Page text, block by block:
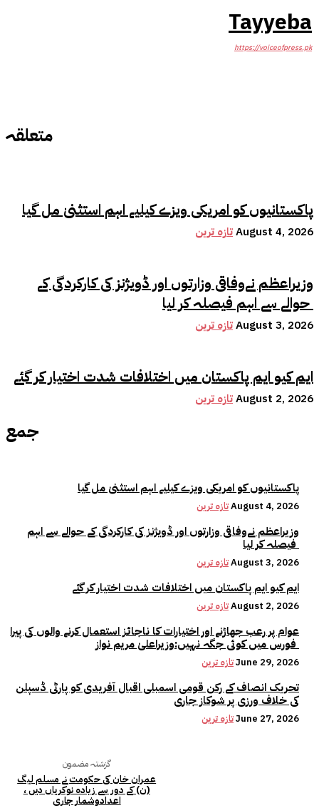
متعلقہ
پاکستانیوں کو امریکی ویزے کیلیے اہم استثنیٰ مل گیا
تازہ ترینAugust 4, 2026
وزیراعظم نےوفاقی وزارتوں اور ڈویژنز کی کارکردگی کے
حوالے سے اہم فیصلہ کر لیا
تازہ ترینAugust 3, 2026
ایم کیو ایم پاکستان میں اختلافات شدت اختیار کر گئے
تازہ ترینAugust 2, 2026
جمع
پاکستانیوں کو امریکی ویزے کیلیے اہم استثنیٰ مل گیا
تازہ ترینAugust 4, 2026
وزیراعظم نےوفاقی وزارتوں اور ڈویژنز کی کارکردگی کے حوالے سے اہم
تازہ ترینAugust 3, 2026
ایم کیو ایم پاکستان میں اختلافات شدت اختیار کر گئے
تازہ ترینAugust 2, 2026
عوام پر رعب جھاڑنے اور اختیارات کا ناجائز استعمال کرنے والوں کی پیرا
تازہ ترینJune 29, 2026
تحریک انصاف کے رکن قومی اسمبلی اقبال آفریدی کو پارٹی ڈسپلن
کی خلاف ورزی پر شوکاز جاری
تازہ ترینJune 27, 2026
Tayyeba
https://voiceofpress.pk
گزشتہ مضمون
عمران خان کی حکومت نے مسلم لیگ
(ن) کے دور سے زیادہ نوکریاں دیں ،
اعدادوشمار جاری